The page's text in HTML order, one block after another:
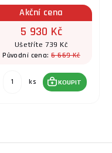
Akční cena
5 930 Kč
Ušetříte 739 Kč
Původní cena:6 669 Kč
ks KOUPIT